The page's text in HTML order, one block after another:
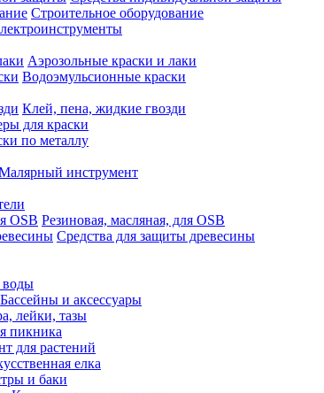
Строительное оборудование
Аэрозольные краски и лаки
Водоэмульсионные краски
Клей, пена, жидкие гвозди
для краски
по металлу
инструмент
Резиновая, масляная, для OSB
Средства для защиты древесины
воды
Бассейны и аксессуары
лейки, тазы
пикника
для растений
елка
и баки